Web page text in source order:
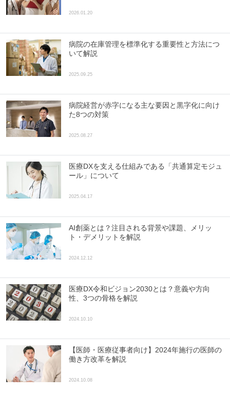
2026.01.20
病院の在庫管理を標準化する重要性と方法につ
いて解説
2025.09.25
病院経営が赤字になる主な要因と黒字化に向け
た8つの対策
2025.08.27
医療DXを支える仕組みである「共通算定モジュ
ール」について
2025.04.17
AI創薬とは？注目される背景や課題、メリッ
ト・デメリットを解説
2024.12.12
医療DX令和ビジョン2030とは？意義や方向
性、3つの骨格を解説
2024.10.10
【医師・医療従事者向け】2024年施行の医師の
働き方改革を解説
2024.10.08